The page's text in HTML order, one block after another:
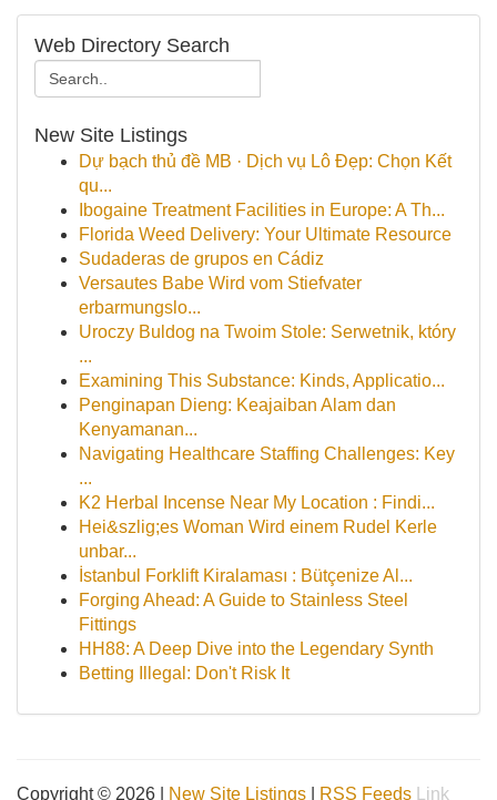
Web Directory Search
New Site Listings
Dự bạch thủ đề MB · Dịch vụ Lô Đẹp: Chọn Kết
qu...
Ibogaine Treatment Facilities in Europe: A Th...
Florida Weed Delivery: Your Ultimate Resource
Sudaderas de grupos en Cádiz
Versautes Babe Wird vom Stiefvater
erbarmungslo...
Uroczy Buldog na Twoim Stole: Serwetnik, który
...
Examining This Substance: Kinds, Applicatio...
Penginapan Dieng: Keajaiban Alam dan
Kenyamanan...
Navigating Healthcare Staffing Challenges: Key
...
K2 Herbal Incense Near My Location : Findi...
Hei&szlig;es Woman Wird einem Rudel Kerle
unbar...
İstanbul Forklift Kiralaması : Bütçenize Al...
Forging Ahead: A Guide to Stainless Steel
Fittings
HH88: A Deep Dive into the Legendary Synth
Betting Illegal: Don't Risk It
Copyright © 2026 | New Site Listings RSS Feeds Link